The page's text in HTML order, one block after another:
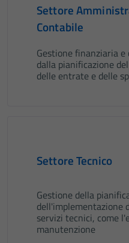
Settore
Contabile
Gestione finanziaria
dalla pianificazione
delle entrate e delle
Settore Tecnico
Gestione della
dell'implementazione
servizi tecnici, come
manutenzione